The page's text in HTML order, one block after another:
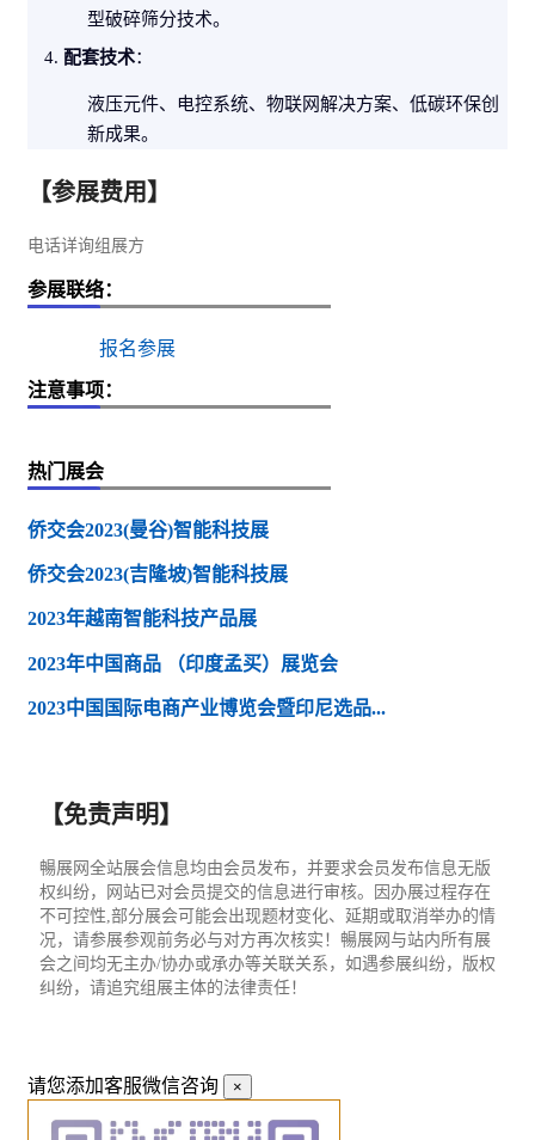
型破碎筛分技术。
配套技术：
液压元件、电控系统、物联网解决方案、低碳环保创
新成果。
【参展费用】
电话详询组展方
参展联络：
报名参展
注意事项：
热门展会
侨交会2023(曼谷)智能科技展
侨交会2023(吉隆坡)智能科技展
2023年越南智能科技产品展
2023年中国商品 （印度孟买）展览会
2023中国国际电商产业博览会暨印尼选品...
【免责声明】
暢展网全站展会信息均由会员发布，并要求会员发布信息无版
权纠纷，网站已对会员提交的信息进行审核。因办展过程存在
不可控性,部分展会可能会出现题材变化、延期或取消举办的情
况，请参展参观前务必与对方再次核实！暢展网与站内所有展
会之间均无主办/协办或承办等关联关系，如遇参展纠纷，版权
纠纷，请追究组展主体的法律责任！
请您添加客服微信咨询 ×